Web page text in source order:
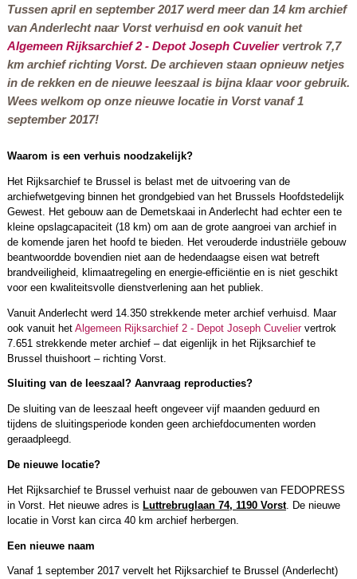
Tussen april en september 2017 werd meer dan 14 km archief
van Anderlecht naar Vorst verhuisd en ook vanuit het
Algemeen Rijksarchief 2 - Depot Joseph Cuvelier vertrok 7,7
km archief richting Vorst. De archieven staan opnieuw netjes
in de rekken en de nieuwe leeszaal is bijna klaar voor gebruik.
Wees welkom op onze nieuwe locatie in Vorst vanaf 1
september 2017!
Waarom is een verhuis noodzakelijk?
Het Rijksarchief te Brussel is belast met de uitvoering van de
archiefwetgeving binnen het grondgebied van het Brussels Hoofdstedelijk
Gewest. Het gebouw aan de Demetskaai in Anderlecht had echter een te
kleine opslagcapaciteit (18 km) om aan de grote aangroei van archief in
de komende jaren het hoofd te bieden. Het verouderde industriële gebouw
beantwoordde bovendien niet aan de hedendaagse eisen wat betreft
brandveiligheid, klimaatregeling en energie-efficiëntie en is niet geschikt
voor een kwaliteitsvolle dienstverlening aan het publiek.
Vanuit Anderlecht werd 14.350 strekkende meter archief verhuisd. Maar
ook vanuit het Algemeen Rijksarchief 2 - Depot Joseph Cuvelier vertrok
7.651 strekkende meter archief – dat eigenlijk in het Rijksarchief te
Brussel thuishoort – richting Vorst.
Sluiting van de leeszaal? Aanvraag reproducties?
De sluiting van de leeszaal heeft ongeveer vijf maanden geduurd en
tijdens de sluitingsperiode konden geen archiefdocumenten worden
geraadpleegd.
De nieuwe locatie?
Het Rijksarchief te Brussel verhuist naar de gebouwen van FEDOPRESS
in Vorst. Het nieuwe adres is Luttrebruglaan 74, 1190 Vorst. De nieuwe
locatie in Vorst kan circa 40 km archief herbergen.
Een nieuwe naam
Vanaf 1 september 2017 vervelt het Rijksarchief te Brussel (Anderlecht)